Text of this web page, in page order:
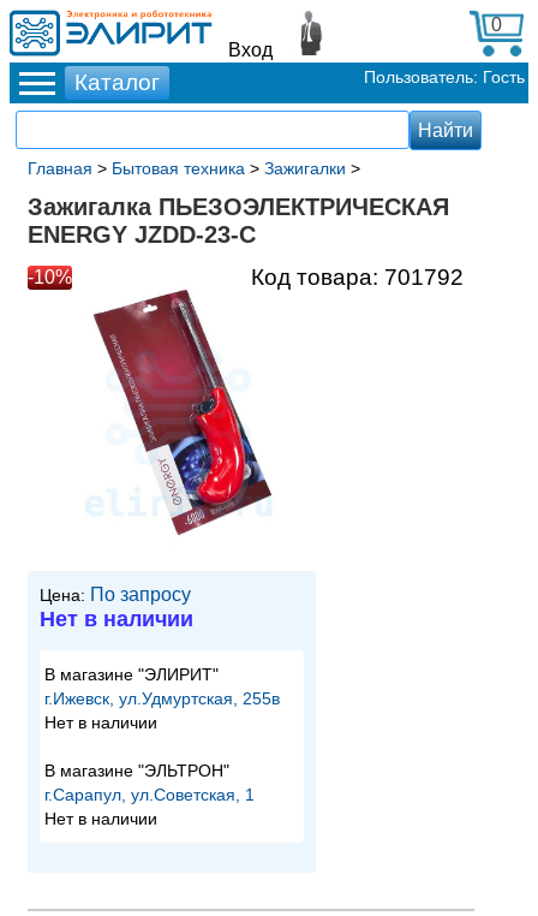
Вход
0
Пользователь: Гость
Главная > Бытовая техника > Зажигалки >
Зажигалка ПЬЕЗОЭЛЕКТРИЧЕСКАЯ
ENERGY JZDD-23-C
-10% Код товара: 701792
Цена: По запросу
Нет в наличии
В магазине "ЭЛИРИТ"
г.Ижевск, ул.Удмуртская, 255в
Нет в наличии
В магазине "ЭЛЬТРОН"
г.Сарапул, ул.Советская, 1
Нет в наличии